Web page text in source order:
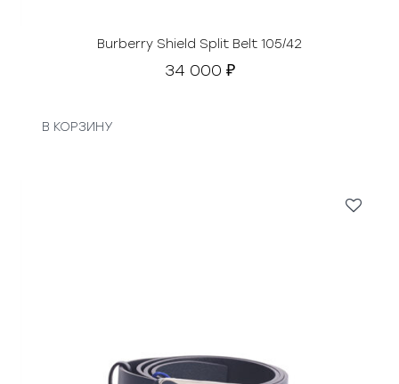
Burberry Shield Split Belt 105/42
34 000 ₽
В КОРЗИНУ